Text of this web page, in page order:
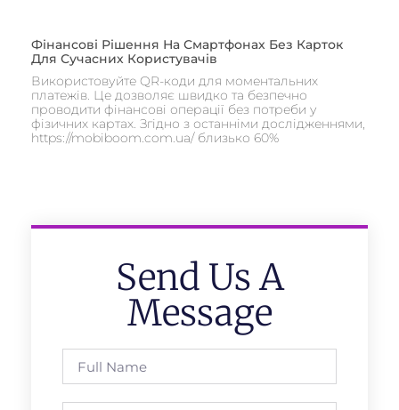
Фінансові Рішення На Смартфонах Без Карток
Для Сучасних Користувачів
Використовуйте QR-коди для моментальних
платежів. Це дозволяє швидко та безпечно
проводити фінансові операції без потреби у
фізичних картах. Згідно з останніми дослідженнями,
https://mobiboom.com.ua/ близько 60%
Send Us A
Message